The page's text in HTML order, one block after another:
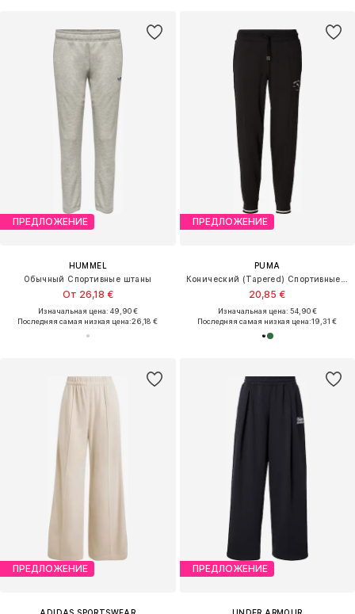
ПРЕДЛОЖЕНИЕ
HUMMEL
Обычный Спортивные штаны
От 26,18 €
Изначальная цена: 49,90 €
Последняя самая низкая цена:26,18 €
ПРЕДЛОЖЕНИЕ
PUMA
20,85 €
Изначальная цена: 54,90 €
Последняя самая низкая цена:19,31 €
ПРЕДЛОЖЕНИЕ ПРЕДЛОЖЕНИЕ